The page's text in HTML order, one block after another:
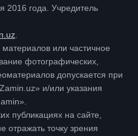
2016 года. Учредитель
или частичное
фотографических,
допускается при
и/или указания
публикациях на сайте,
отражать точку зрения